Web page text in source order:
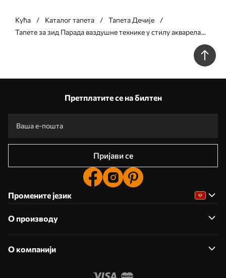
Кућа Каталог тапета
Тапета Дечије
Тапете за зид Парада ваздушне технике у стилу акварела
Претплатите се на билтен
Пријави се
Промените језик
О производу
О компанији